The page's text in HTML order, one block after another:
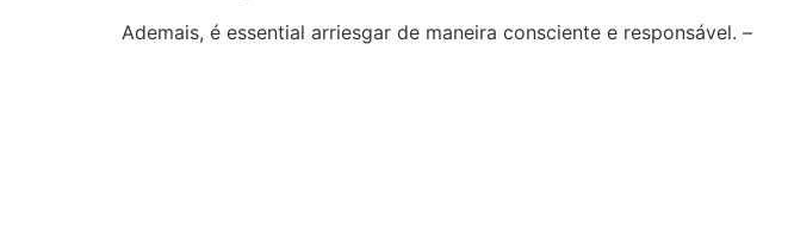
Ademais, é essential arriesgar de maneira consciente e responsável. –